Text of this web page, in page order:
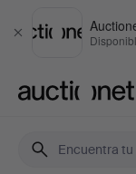
Cerrar